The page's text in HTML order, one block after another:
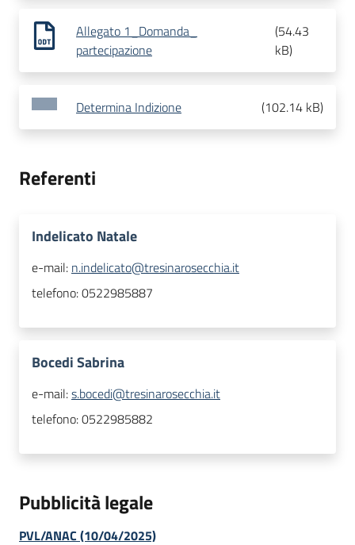
Allegato 1_Domanda_
partecipazione
(54.43
kB)
Determina Indizione (102.14 kB)
Referenti
Indelicato Natale
e-mail: n.indelicato@tresinarosecchia.it
telefono:0522985887
Bocedi Sabrina
e-mail:s.bocedi@tresinarosecchia.it
telefono:0522985882
Pubblicità legale
PVL/ANAC (10/04/2025)